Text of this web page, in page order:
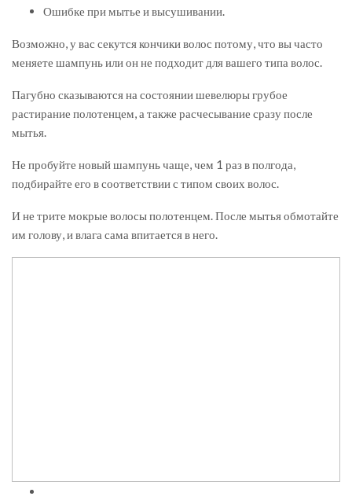
Ошибке при мытье и высушивании.
Возможно, у вас секутся кончики волос потому, что вы часто
меняете шампунь или он не подходит для вашего типа волос.
Пагубно сказываются на состоянии шевелюры грубое
растирание полотенцем, а также расчесывание сразу после
мытья.
Не пробуйте новый шампунь чаще, чем 1 раз в полгода,
подбирайте его в соответствии с типом своих волос.
И не трите мокрые волосы полотенцем. После мытья обмотайте
им голову, и влага сама впитается в него.